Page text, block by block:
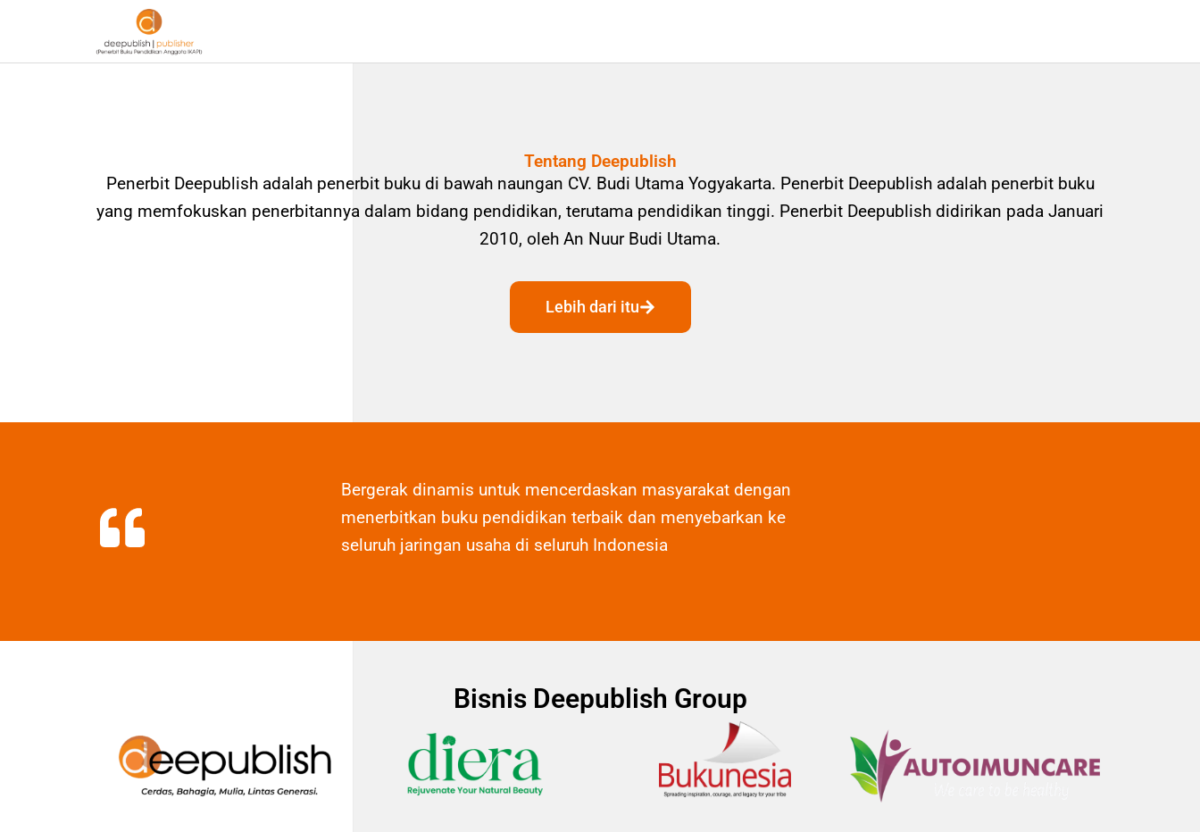
Tentang Deepublish
Penerbit Deepublish adalah penerbit buku di bawah naungan CV. Budi Utama Yogyakarta. Penerbit Deepublish adalah penerbit buku
yang memfokuskan penerbitannya dalam bidang pendidikan, terutama pendidikan tinggi. Penerbit Deepublish didirikan pada Januari
2010, oleh An Nuur Budi Utama.
Lebih dari itu
Bergerak dinamis untuk mencerdaskan masyarakat dengan
menerbitkan buku pendidikan terbaik dan menyebarkan ke
seluruh jaringan usaha di seluruh Indonesia
Bisnis Deepublish Group